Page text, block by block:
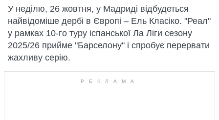
У неділю, 26 жовтня, у Мадриді відбудеться
найвідоміше дербі в Європі – Ель Класіко. "Реал"
у рамках 10-го туру іспанської Ла Ліги сезону
2025/26 прийме "Барселону" і спробує перервати
жахливу серію.